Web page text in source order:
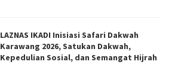
LAZNAS IKADI Inisiasi Safari Dakwah
Karawang 2026, Satukan Dakwah,
Kepedulian Sosial, dan Semangat Hijrah